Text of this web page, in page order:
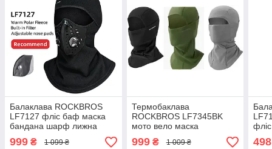
Балаклава ROCKBROS
LF7127 фліс баф маска
бандана шарф лижна
бафф
999 ₴ 1 099 ₴
Термобаклава
ROCKBROS LF7345BK
мото вело маска
підшоломник
999₴ 1 009 ₴ 498